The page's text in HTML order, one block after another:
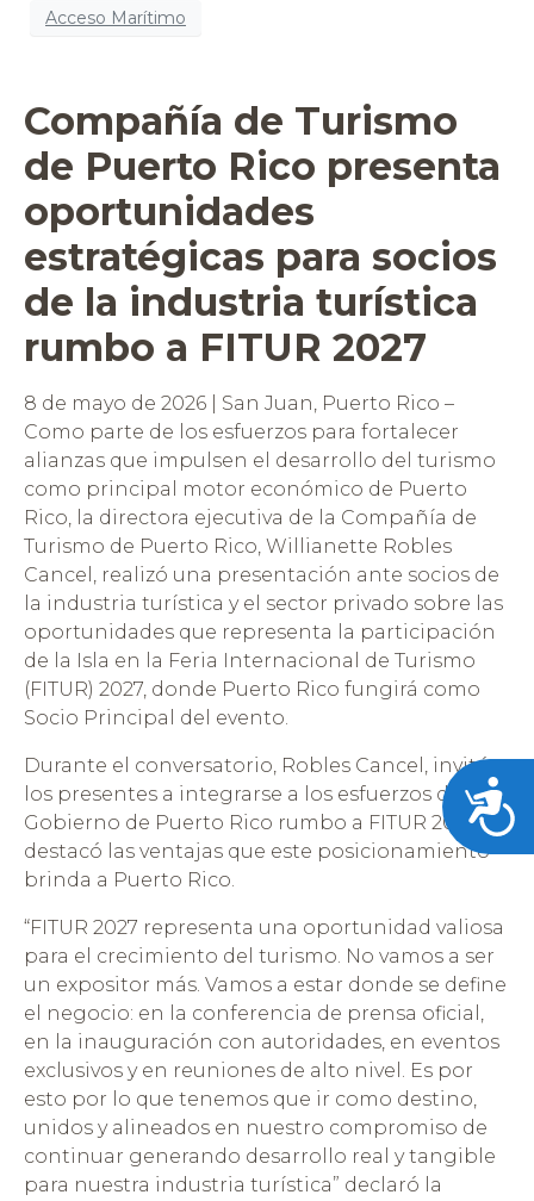
Acceso Marítimo
Compañía de Turismo
de Puerto Rico presenta
oportunidades
estratégicas para socios
de la industria turística
rumbo a FITUR 2027
8 de mayo de 2026 | San Juan, Puerto Rico –
Como parte de los esfuerzos para fortalecer
alianzas que impulsen el desarrollo del turismo
como principal motor económico de Puerto
Rico, la directora ejecutiva de la Compañía de
Turismo de Puerto Rico, Willianette Robles
Cancel, realizó una presentación ante socios de
la industria turística y el sector privado sobre las
oportunidades que representa la participación
de la Isla en la Feria Internacional de Turismo
(FITUR) 2027, donde Puerto Rico fungirá como
Socio Principal del evento.
Durante el conversatorio, Robles Cancel, invitó a
los presentes a integrarse a los esfuerzos del
Gobierno de Puerto Rico rumbo a FITUR 2027, y
destacó las ventajas que este posicionamiento
brinda a Puerto Rico.
“FITUR 2027 representa una oportunidad valiosa
para el crecimiento del turismo. No vamos a ser
un expositor más. Vamos a estar donde se define
el negocio: en la conferencia de prensa oficial,
en la inauguración con autoridades, en eventos
exclusivos y en reuniones de alto nivel. Es por
esto por lo que tenemos que ir como destino,
unidos y alineados en nuestro compromiso de
continuar generando desarrollo real y tangible
para nuestra industria turística” declaró la